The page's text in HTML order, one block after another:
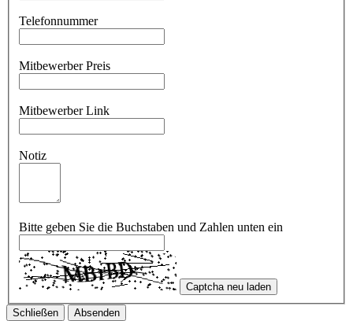
Telefonnummer
Mitbewerber Preis
Mitbewerber Link
Notiz
Bitte geben Sie die Buchstaben und Zahlen unten ein
Captcha neu laden
Schließen
Absenden